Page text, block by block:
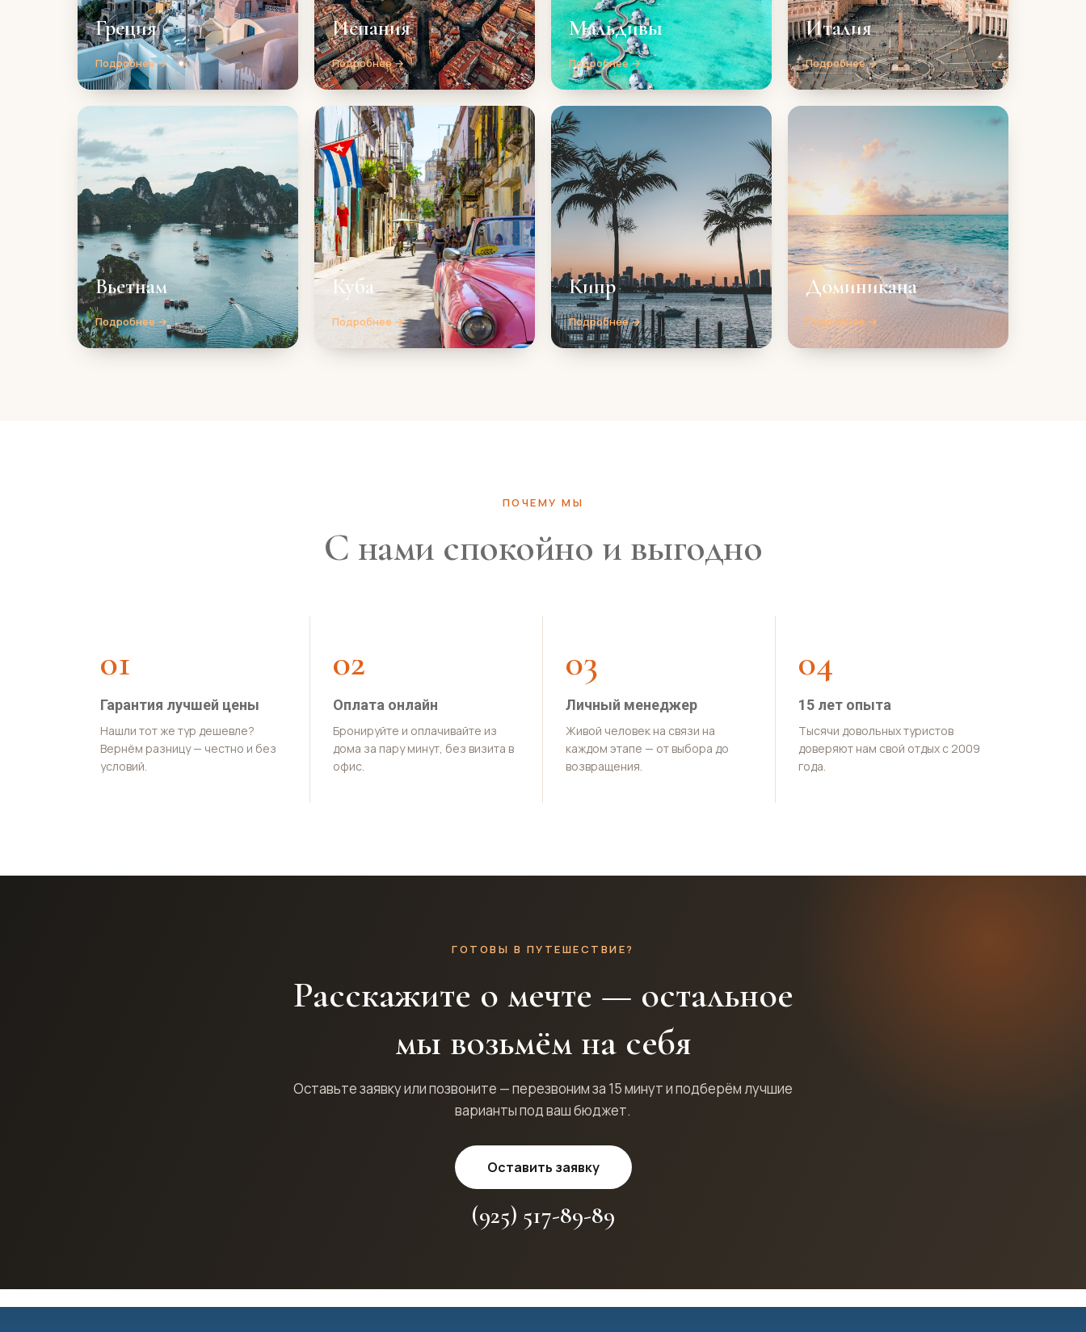
Греция
Подробнее →
Испания
Подробнее →
Мальдивы
Подробнее →
Италия
Подробнее →
Вьетнам
Подробнее →
Куба
Подробнее →
Кипр
Подробнее →
Доминикана
Подробнее →
ПОЧЕМУ МЫ
С нами спокойно и выгодно
01
Гарантия лучшей цены
Нашли тот же тур дешевле?
Вернём разницу — честно и без
условий.
02
Оплата онлайн
Бронируйте и оплачивайте из
дома за пару минут, без визита в
офис.
03
Личный менеджер
Живой человек на связи на
каждом этапе — от выбора до
возвращения.
04
15 лет опыта
Тысячи довольных туристов
доверяют нам свой отдых с 2009
года.
ГОТОВЫ В ПУТЕШЕСТВИЕ?
Расскажите о мечте — остальное
мы возьмём на себя
Оставьте заявку или позвоните — перезвоним за 15 минут и подберём лучшие
варианты под ваш бюджет.
Оставить заявку
(925) 517-89-89